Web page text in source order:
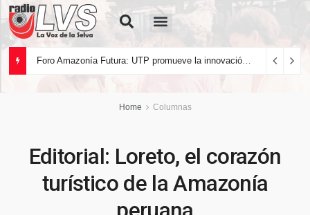
Home Columnas
Editorial: Loreto, el corazón
turístico de la Amazonía